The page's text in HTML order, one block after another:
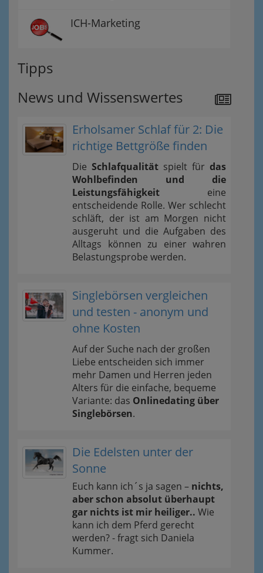
ICH-Marketing
Tipps
News und Wissenswertes
Erholsamer Schlaf für 2: Die
richtige Bettgröße finden
Die Schlafqualität spielt für das
Wohlbefinden und die
Leistungsfähigkeit eine
entscheidende Rolle. Wer schlecht
schläft, der ist am Morgen nicht
ausgeruht und die Aufgaben des
Alltags können zu einer wahren
Belastungsprobe werden.
Singlebörsen vergleichen
und testen - anonym und
ohne Kosten
Auf der Suche nach der großen
Liebe entscheiden sich immer
mehr Damen und Herren jeden
Alters für die einfache, bequeme
Variante: das Onlinedating über
Singlebörsen.
Die Edelsten unter der
Sonne
Euch kann ich´s ja sagen – nichts,
aber schon absolut überhaupt
gar nichts ist mir heiliger.. Wie
kann ich dem Pferd gerecht
werden? - fragt sich Daniela
Kummer.